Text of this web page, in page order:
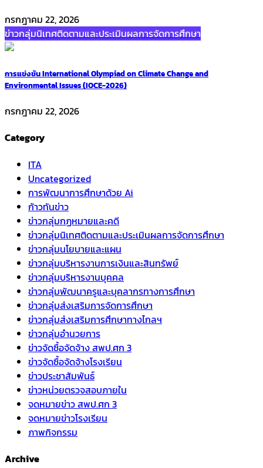
กรกฎาคม 22, 2026
ข่าวกลุ่มนิเทศติดตามและประเมินผลการจัดการศึกษา
การแข่งขัน International Olympiad on Climate Change and
Environmental Issues (IOCE-2026)
กรกฎาคม 22, 2026
Category
ITA
Uncategorized
การพัฒนาการศึกษาด้วย Ai
ก้าวทันข่าว
ข่าวกลุ่มกฏหมายและคดี
ข่าวกลุ่มนิเทศติดตามและประเมินผลการจัดการศึกษา
ข่าวกลุ่มนโยบายและแผน
ข่าวกลุ่มบริหารงานการเงินและสินทรัพย์
ข่าวกลุ่มบริหารงานบุคคล
ข่าวกลุ่มพัฒนาครูและบุคลากรทางการศึกษา
ข่าวกลุ่มส่งเสริมการจัดการศึกษา
ข่าวกลุ่มส่งเสริมการศึกษาทางไกลฯ
ข่าวกลุ่มอำนวยการ
ข่าวจัดซื้อจัดจ้าง สพป.ศก 3
ข่าวจัดซื้อจัดจ้างโรงเรียน
ข่าวประชาสัมพันธ์
ข่าวหน่วยตรวจสอบภายใน
จดหมายข่าว สพป.ศก 3
จดหมายข่าวโรงเรียน
ภาพกิจกรรม
Archive